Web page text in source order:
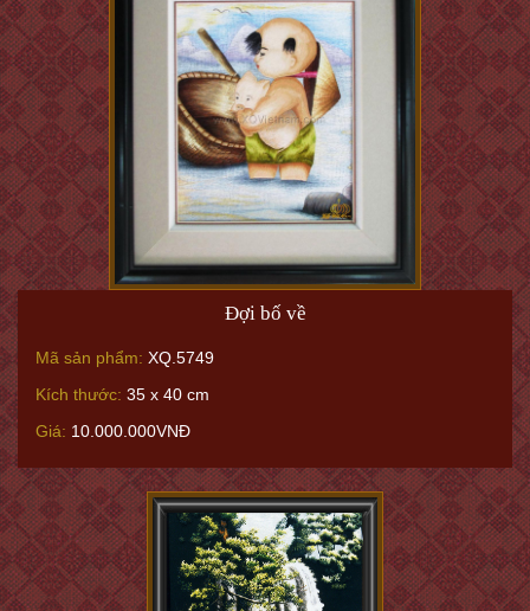
Đợi bố về
Mã sản phẩm: XQ.5749
Kích thước: 35 x 40 cm
Giá: 10.000.000VNĐ